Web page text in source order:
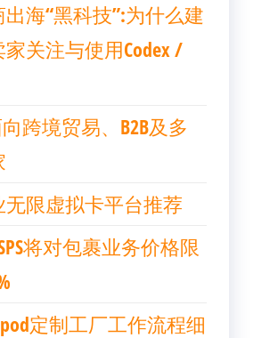
海“黑科技”:为什么建
关注与使用Codex /
向跨境贸易、B2B及多
无限虚拟卡平台推荐
将对包裹业务价格限
定制工厂工作流程细